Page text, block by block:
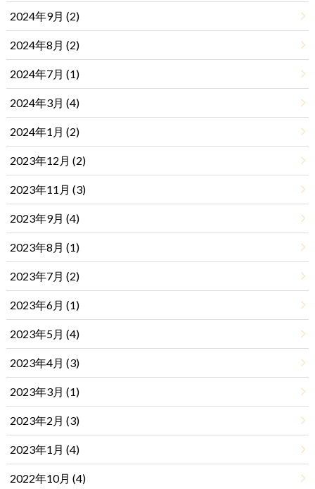
2024年9月 (2)
2024年8月 (2)
2024年7月 (1)
2024年3月 (4)
2024年1月 (2)
2023年12月 (2)
2023年11月 (3)
2023年9月 (4)
2023年8月 (1)
2023年7月 (2)
2023年6月 (1)
2023年5月 (4)
2023年4月 (3)
2023年3月 (1)
2023年2月 (3)
2023年1月 (4)
2022年10月 (4)